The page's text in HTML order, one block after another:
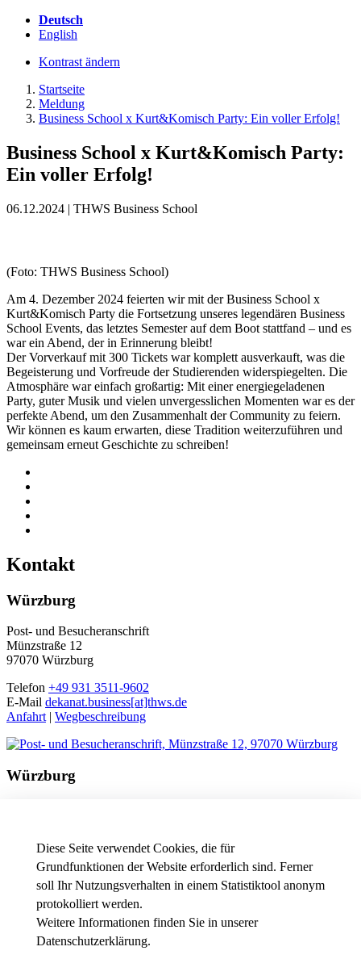
Diese Seite verwendet Cookies, die für
Grundfunktionen der Website erforderlich sind. Ferner
soll Ihr Nutzungsverhalten in einem Statistiktool anonym
protokolliert werden.
Weitere Informationen finden Sie in unserer
Datenschutzerklärung.
Deutsch
English
Kontrast ändern
Startseite
Meldung
Business School x Kurt&Komisch Party: Ein voller Erfolg!
Business School x Kurt&Komisch Party:
Ein voller Erfolg!
06.12.2024 | THWS Business School
(Foto: THWS Business School)
Am 4. Dezember 2024 feierten wir mit der Business School x
Kurt&Komisch Party die Fortsetzung unseres legendären Business
School Events, das letztes Semester auf dem Boot stattfand – und es
war ein Abend, der in Erinnerung bleibt!
Der Vorverkauf mit 300 Tickets war komplett ausverkauft, was die
Begeisterung und Vorfreude der Studierenden widerspiegelten. Die
Atmosphäre war einfach großartig: Mit einer energiegeladenen
Party, guter Musik und vielen unvergesslichen Momenten war es der
perfekte Abend, um den Zusammenhalt der Community zu feiern.
Wir können es kaum erwarten, diese Tradition weiterzuführen und
gemeinsam erneut Geschichte zu schreiben!
Kontakt
Würzburg
Post- und Besucheranschrift
Münzstraße 12
97070 Würzburg
Telefon +49 931 3511-9602
E-Mail dekanat.business[at]thws.de
Anfahrt | Wegbeschreibung
Würzburg
Telefon+49 931 3511-9602
dekanat.business[at]thws.de
Anfahrt| Wegbeschreibung
News - Presse